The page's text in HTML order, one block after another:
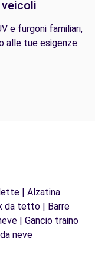
e furgoni familiari,
tue esigenze.
| Alzatina
da tetto | Barre
| Gancio traino
neve